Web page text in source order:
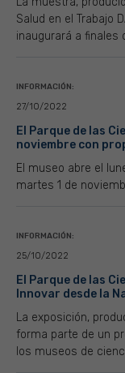
Salud en el Trabajo
inaugurará a finales
INFORMACIÓN:
27/10/2022
El Parque de las
noviembre con
El museo abre el
martes 1 de
INFORMACIÓN:
25/10/2022
El Parque de las
Innovar desde la
La exposición,
forma parte de un
los museos de